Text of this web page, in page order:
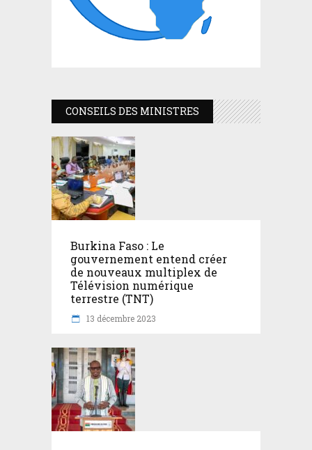
CONSEILS DES MINISTRES
Burkina Faso : Le
gouvernement entend créer
de nouveaux multiplex de
Télévision numérique
terrestre (TNT)
13 décembre 2023